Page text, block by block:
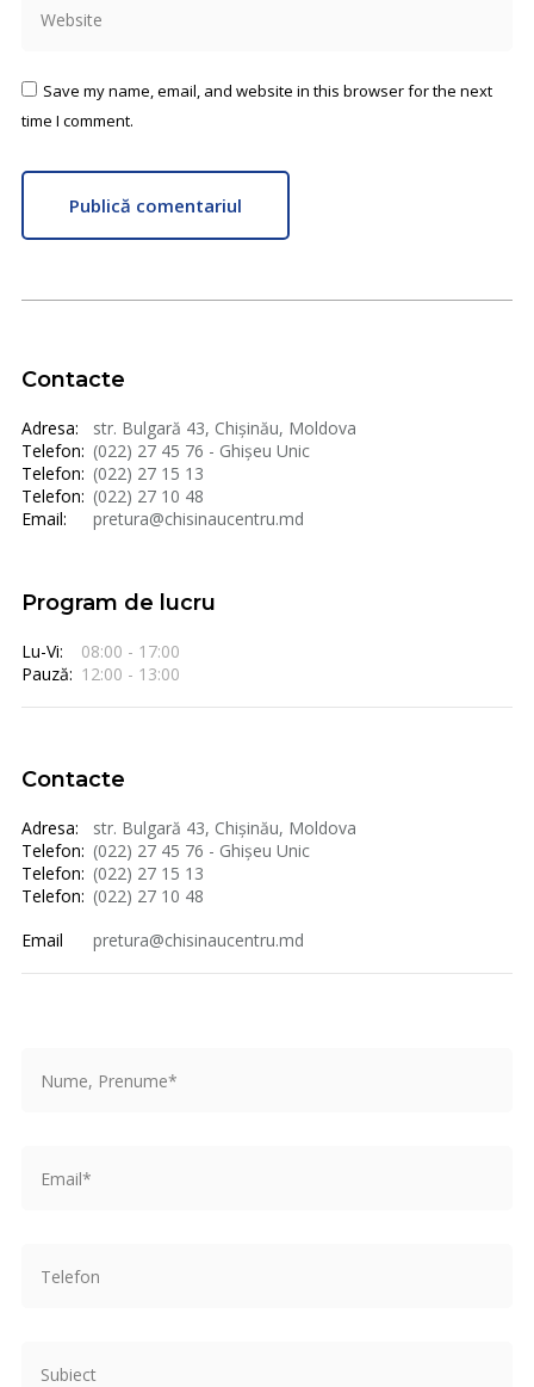
Save my name, email, and website in this browser for the next
time I comment.
Publică comentariul
Contacte
Adresa:
str. Bulgară 43, Chișinău, Moldova
Telefon: (022) 27 45 76 - Ghișeu Unic
Telefon: (022) 27 15 13
Telefon: (022) 27 10 48
Email:
pretura@chisinaucentru.md
Program de lucru
Lu-Vi:
08:00 - 17:00
Pauză: 12:00 - 13:00
Contacte
Adresa:
str. Bulgară 43, Chișinău, Moldova
Telefon: (022) 27 45 76 - Ghișeu Unic
Telefon: (022) 27 15 13
Telefon: (022) 27 10 48
Email
pretura@chisinaucentru.md